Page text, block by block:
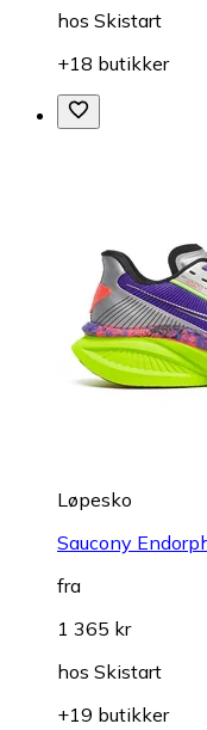
hos Skistart
+18 butikker
Løpesko
Saucony
fra
1 365 kr
hos Skistart
+19 butikker